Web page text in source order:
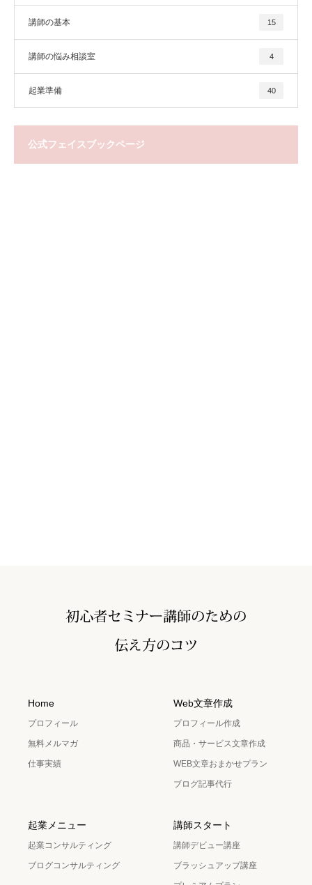
講師の基本 15
講師の悩み相談室 4
起業準備 40
公式フェイスブックページ
Home
プロフィール
無料メルマガ
仕事実績
Web文章作成
プロフィール作成
商品・サービス文章作成
WEB文章おまかせプラン
ブログ記事代行
起業メニュー
起業コンサルティング
ブログコンサルティング
講師スタート
講師デビュー講座
ブラッシュアップ講座